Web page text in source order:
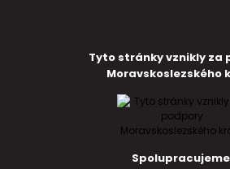
Tyto stránky vznikly za
Moravskoslezského